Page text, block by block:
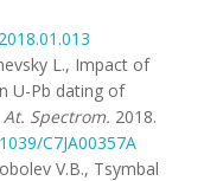
L., Impact of
U-Pb dating of
Spectrom. 2018.
C7JA00357A
V.B., Tsymbal